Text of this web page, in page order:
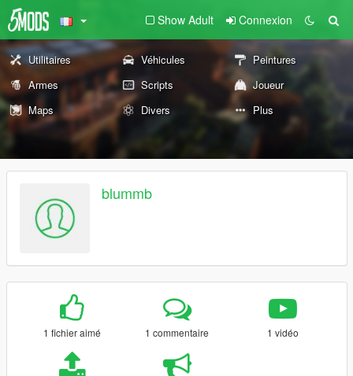
Show Adult Connexion
Utilitaires Véhicules
Peintures
Armes
Scripts
Joueur
Maps
Divers Plus
blummb
1 fichier aimé 1 commentaire 1 vidéo